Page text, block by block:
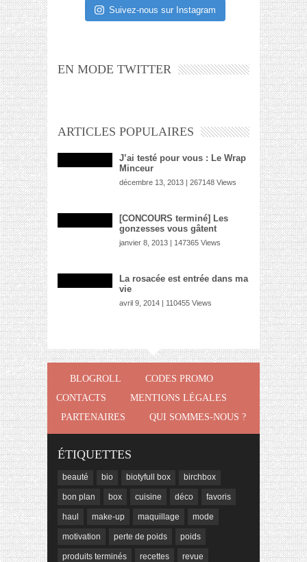
Suivez-nous sur Instagram
EN MODE TWITTER
ARTICLES POPULAIRES
J’ai testé pour vous : Le Wrap
Minceur
décembre 13, 2013 | 267148 Views
[CONCOURS terminé] Les
gonzesses vous gâtent
janvier 8, 2013 | 147365 Views
La rosacée est entrée dans ma
vie
avril 9, 2014 | 110455 Views
BLOGROLL
CODES PROMO
CONTACTS
MENTIONS LÉGALES
PARTENAIRES
QUI SOMMES-NOUS ?
ÉTIQUETTES
beauté bio biotyfull box birchbox
bon plan box cuisine déco favoris
haul make-up maquillage mode
motivation perte de poids poids
produits terminés recettes revue